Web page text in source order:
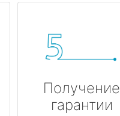
Получение
гарантии